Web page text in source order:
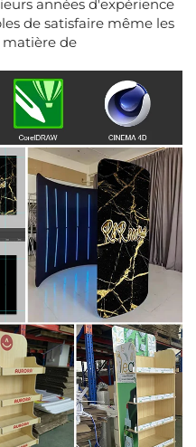
années d'expérience
de satisfaire même les
matière de